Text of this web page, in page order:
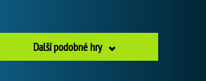
Další podobné hry